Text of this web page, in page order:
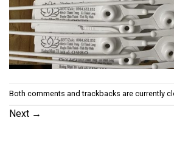
Both comments and trackbacks are currently
Next →